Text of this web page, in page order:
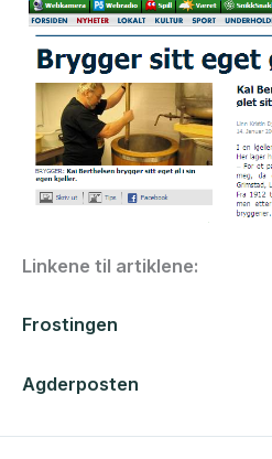
Linkene til artiklene:
Frostingen
Agderposten